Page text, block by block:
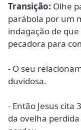
Transição: Olhe
parábola por um
indagação de
pecadora para
- O seu
duvidosa.
- Então Jesus cita
da ovelha